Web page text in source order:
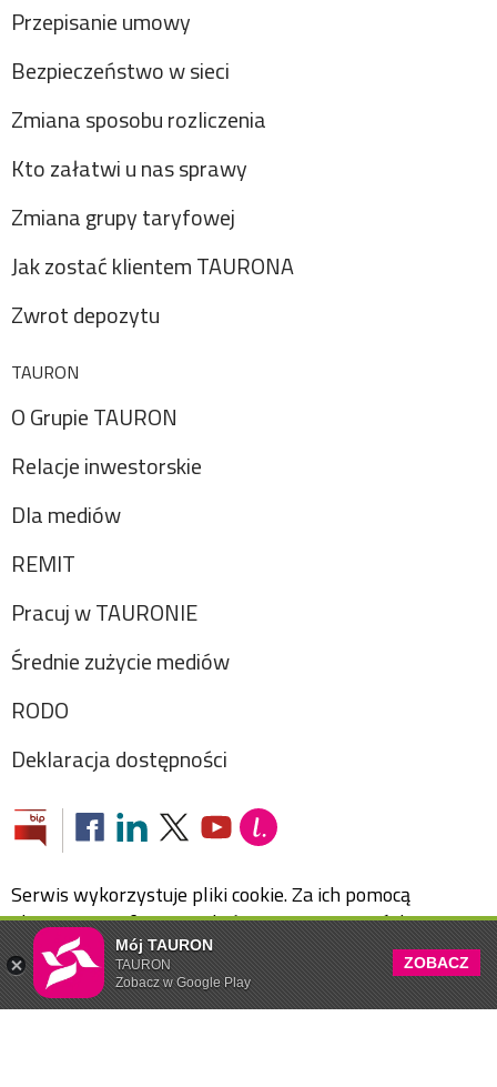
Przepisanie umowy
Bezpieczeństwo w sieci
Zmiana sposobu rozliczenia
Kto załatwi u nas sprawy
Zmiana grupy taryfowej
Jak zostać klientem TAURONA
Zwrot depozytu
TAURON
O Grupie TAURON
Relacje inwestorskie
Dla mediów
REMIT
Pracuj w TAURONIE
Średnie zużycie mediów
RODO
Deklaracja dostępności
Serwis wykorzystuje pliki cookie. Za ich pomocą
zbierane są informacje, które mogą stanowić dane
osobowe. Przetwarzamy je w celu poprawy jakości
usług, w celach analitycznych oraz statystycznych.
Szczegóły wpolityce plików cookie,polityce
Mój TAURON
TAURON
Zobacz w Google Play
ZOBACZ